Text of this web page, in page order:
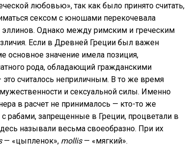
любовью», так как было принято считать,
сексом с юношами перекочевала
эллинов. Однако между римским и греческим
Если в Древней Греции был важен
основное значение имела позиция,
рода, обладающий гражданскими
считалось неприличным. В то же время
и сексуальной силы. Именно
в расчет не принималось — кто-то же
запрещенные в Греции, процветали в
называли весьма своеобразно. При их
— «цыпленок», mollis— «мягкий».